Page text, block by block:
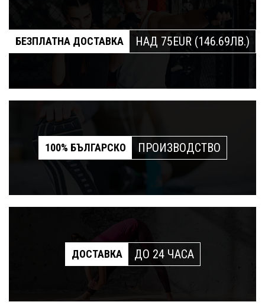
БЕЗПЛАТНА ДОСТАВКА НАД 75EUR (146.69ЛВ.)
100% БЪЛГАРСКО ПРОИЗВОДСТВО
ДОСТАВКА ДО 24 ЧАСА